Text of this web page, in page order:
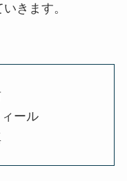
きます。
ール